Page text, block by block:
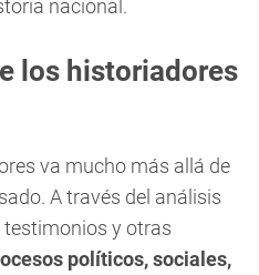
nacional.
los historiadores
va mucho más allá de
A través del análisis
testimonios y otras
políticos, sociales,